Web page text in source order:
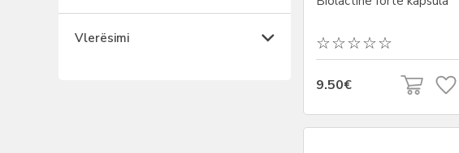
Vlerësimi
9.50€